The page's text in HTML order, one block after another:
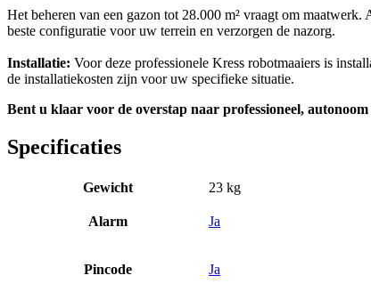
Het beheren van een gazon tot 28.000 m² vraagt om
beste configuratie voor uw terrein en verzorgen de nazorg.
Installatie: Voor deze professionele Kress robotmaaiers is
de installatiekosten zijn voor uw specifieke situatie.
Bent u klaar voor de overstap naar professioneel, autonoom
Specificaties
Gewicht 23 kg
Alarm Ja
Pincode Ja